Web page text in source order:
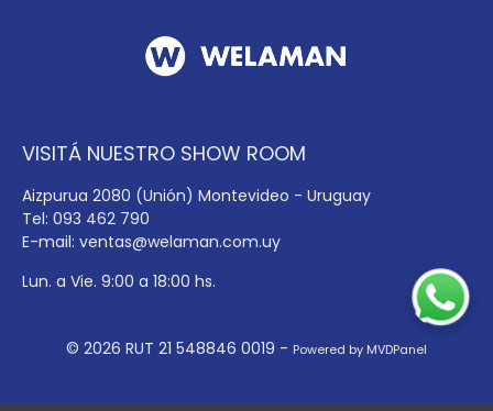
VISITÁ NUESTRO SHOW ROOM
Aizpurua 2080 (Unión) Montevideo - Uruguay
Tel: 093 462 790
E-mail: ventas@welaman.com.uy
Lun. a Vie. 9:00 a 18:00 hs.
© 2026 RUT 21 548846 0019 - Powered by MVDPanel